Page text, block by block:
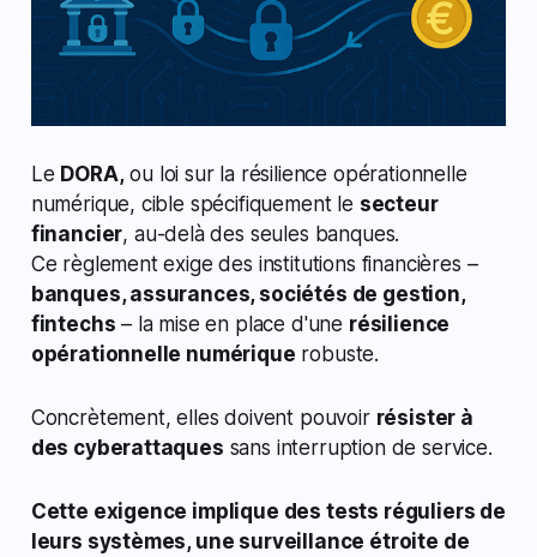
Le DORA,ou loi sur la résilience opérationnelle
numérique, cible spécifiquement le secteur
financier, au-delà des seules banques.
Ce règlement exige des institutions financières –
banques, assurances, sociétés de gestion,
fintechs – la mise en place d'une résilience
opérationnelle numérique robuste.
Concrètement, elles doivent pouvoir résister à
des cyberattaques sans interruption de service.
Cette exigence implique des tests réguliers de
leurs systèmes, une surveillance étroite de